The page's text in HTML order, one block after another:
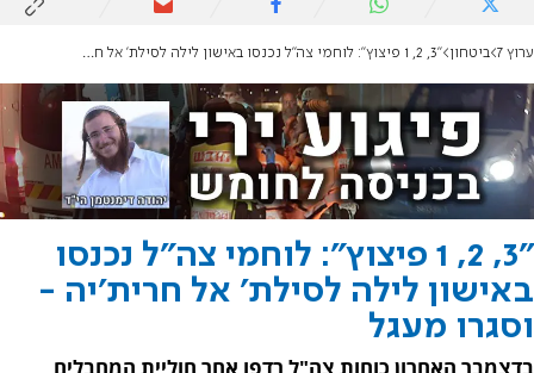
ערוץ 7 ביטחון "3, 2, 1 פיצוץ": לוחמי צה"ל נכנסו באישון לילה לסילת' אל חרית'יה - וסגרו מעגל
"3, 2, 1 פיצוץ": לוחמי צה"ל נכנסו
באישון לילה לסילת' אל חרית'יה -
וסגרו מעגל